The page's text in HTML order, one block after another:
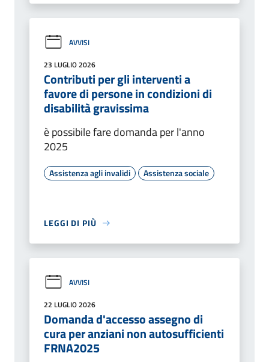
AVVISI
23 LUGLIO 2026
Contributi per gli interventi a
favore di persone in condizioni di
disabilità gravissima
è possibile fare domanda per l'anno
2025
Assistenza agli invalidi Assistenza sociale
LEGGI DI PIÙ
AVVISI
22 LUGLIO 2026
Domanda d'accesso assegno di
cura per anziani non autosufficienti
FRNA2025